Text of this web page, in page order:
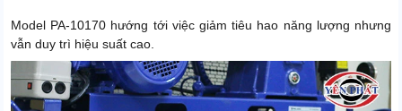
Model PA-10170 hướng tới việc giảm tiêu hao năng lượng nhưng
vẫn duy trì hiệu suất cao.